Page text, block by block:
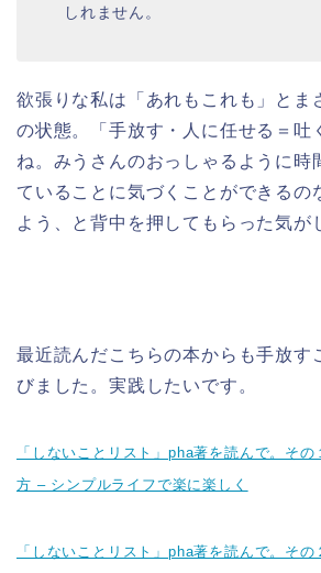
しれません。
欲張りな私は「あれもこれも」とま
の状態。「手放す・人に任せる＝吐
ね。みうさんのおっしゃるように時
ていることに気づくことができるの
よう、と背中を押してもらった気が
最近読んだこちらの本からも手放す
びました。実践したいです。
「しないことリスト」pha著を読んで。その
方 – シンプルライフで楽に楽しく
「しないことリスト」pha著を読んで。そ